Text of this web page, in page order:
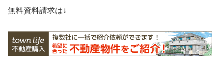
無料資料請求は↓